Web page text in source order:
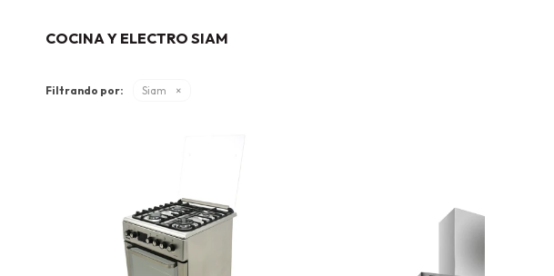
COCINA Y ELECTRO SIAM
Filtrando por: Siam